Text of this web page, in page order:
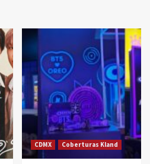
CDMX Coberturas Kland